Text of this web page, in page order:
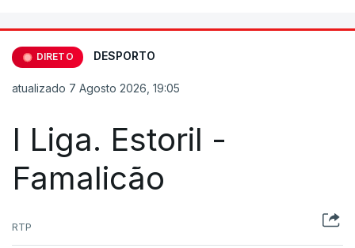
DIRETO DESPORTO
atualizado 7 Agosto 2026, 19:05
I Liga. Estoril -
Famalicão
RTP